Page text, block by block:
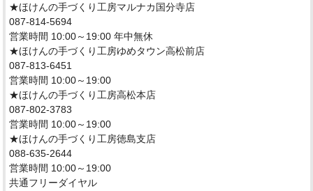
★ほけんの手づくり工房マルナカ国分寺店
087-814-5694
営業時間 10:00～19:00 年中無休
★ほけんの手づくり工房ゆめタウン高松前店
087-813-6451
営業時間 10:00～19:00
★ほけんの手づくり工房高松本店
087-802-3783
営業時間 10:00～19:00
★ほけんの手づくり工房徳島支店
088-635-2644
営業時間 10:00～19:00
共通フリーダイヤル